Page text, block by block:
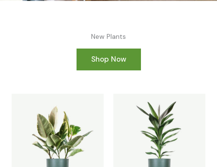
New Plants
Shop Now